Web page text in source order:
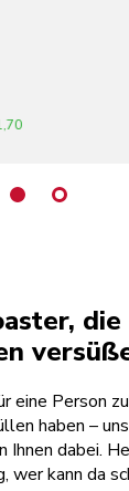
die
eine Person
haben –
Ihnen dabei.
wer kann da